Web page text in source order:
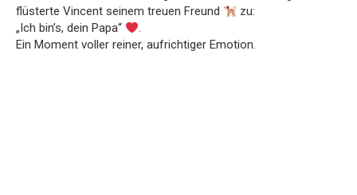
flüsterte Vincent seinem treuen Freund
zu:
„Ich bin’s, dein Papa“
.
Ein Moment voller reiner, aufrichtiger Emotion.